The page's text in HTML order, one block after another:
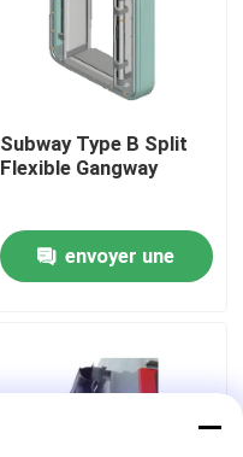
Subway Type B Split
Flexible Gangway
envoyer une